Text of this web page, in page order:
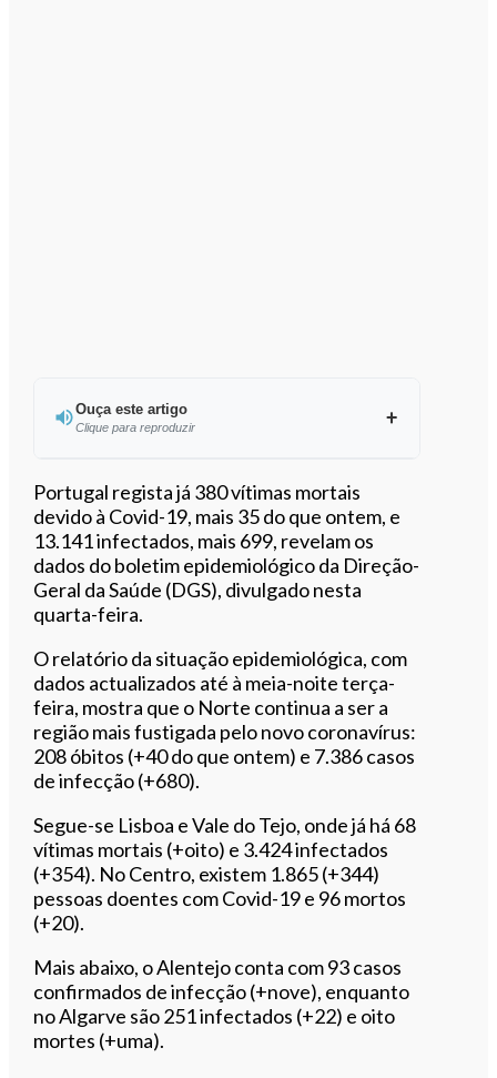
Ouça este artigo
Clique para reproduzir
Ouvir este artigo
Portugal regista já 380 vítimas mortais
devido à Covid-19, mais 35 do que ontem, e
13.141 infectados, mais 699, revelam os
dados do boletim epidemiológico da Direção-
Geral da Saúde (DGS), divulgado nesta
quarta-feira.
O relatório da situação epidemiológica, com
dados actualizados até à meia-noite terça-
feira, mostra que o Norte continua a ser a
região mais fustigada pelo novo coronavírus:
208 óbitos (+40 do que ontem) e 7.386 casos
de infecção (+680).
Segue-se Lisboa e Vale do Tejo, onde já há 68
vítimas mortais (+oito) e 3.424 infectados
(+354). No Centro, existem 1.865 (+344)
pessoas doentes com Covid-19 e 96 mortos
(+20).
Mais abaixo, o Alentejo conta com 93 casos
confirmados de infecção (+nove), enquanto
no Algarve são 251 infectados (+22) e oito
mortes (+uma).